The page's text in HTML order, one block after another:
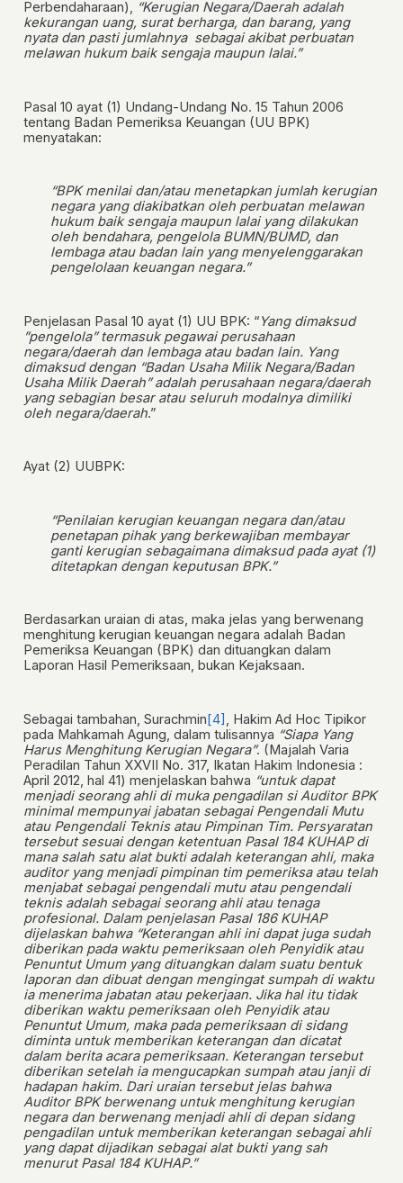
Perbendaharaan), “Kerugian Negara/Daerah adalah
kekurangan uang, surat berharga, dan barang, yang
nyata dan pasti jumlahnya sebagai akibat perbuatan
melawan hukum baik sengaja maupun lalai.”
Pasal 10 ayat (1) Undang-Undang No. 15 Tahun 2006
tentang Badan Pemeriksa Keuangan (UU BPK)
menyatakan:
“BPK menilai dan/atau menetapkan jumlah kerugian
negarayang diakibatkan oleh perbuatan melawan
hukum baik sengaja maupun lalai yang dilakukan
oleh bendahara, pengelola BUMN/BUMD, dan
lembaga atau badan lain yang menyelenggarakan
pengelolaan keuangan negara.”
Penjelasan Pasal 10 ayat (1) UU BPK: “Yang dimaksud
”pengelola” termasuk pegawai perusahaan
negara/daerah dan lembaga atau badan lain. Yang
dimaksud dengan “Badan Usaha Milik Negara/Badan
Usaha Milik Daerah” adalah perusahaan negara/daerah
yang sebagian besar atau seluruh modalnya dimiliki
oleh negara/daerah.”
Ayat (2) UUBPK:
“Penilaian kerugian keuangan negara dan/atau
penetapan pihak yang berkewajiban membayar
ganti kerugian sebagaimana dimaksud pada ayat (1)
ditetapkan dengan keputusan BPK.”
Berdasarkan uraian di atas, maka jelas yang berwenang
menghitung kerugian keuangan negara adalah Badan
Pemeriksa Keuangan (BPK) dan dituangkan dalam
Laporan Hasil Pemeriksaan, bukan Kejaksaan.
Sebagai tambahan, Surachmin[4] , Hakim Ad Hoc Tipikor
pada Mahkamah Agung, dalam tulisannya “Siapa Yang
Harus Menghitung Kerugian Negara”. (Majalah Varia
Peradilan Tahun XXVII No. 317, Ikatan Hakim Indonesia :
April 2012, hal 41) menjelaskan bahwa “untuk dapat
menjadi seorang ahli di muka pengadilan si Auditor BPK
minimal mempunyai jabatan sebagai Pengendali Mutu
atau Pengendali Teknis atau Pimpinan Tim. Persyaratan
tersebut sesuai dengan ketentuan Pasal 184 KUHAP di
mana salah satu alat bukti adalah keterangan ahli, maka
auditor yang menjadi pimpinan tim pemeriksa atau telah
menjabat sebagai pengendali mutu atau pengendali
teknis adalah sebagai seorang ahli atau tenaga
profesional. Dalam penjelasan Pasal 186 KUHAP
dijelaskan bahwa “Keterangan ahli ini dapat juga sudah
diberikan pada waktu pemeriksaan oleh Penyidik atau
Penuntut Umum yang dituangkan dalam suatu bentuk
laporan dan dibuat dengan mengingat sumpah di waktu
ia menerima jabatan atau pekerjaan. Jika hal itu tidak
diberikan waktu pemeriksaan oleh Penyidik atau
Penuntut Umum, maka pada pemeriksaan di sidang
diminta untuk memberikan keterangan dan dicatat
dalam berita acara pemeriksaan. Keterangan tersebut
diberikan setelah ia mengucapkan sumpah atau janji di
hadapan hakim. Dari uraian tersebut jelas bahwa
Auditor BPK berwenang untuk menghitung kerugian
negara dan berwenang menjadi ahli di depan sidang
pengadilan untuk memberikan keterangan sebagai ahli
yang dapat dijadikan sebagai alat bukti yang sah
menurut Pasal 184 KUHAP.”